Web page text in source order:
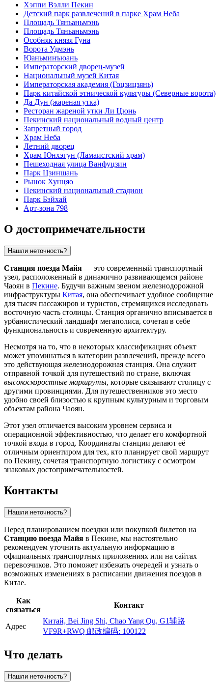
Хэппи Вэлли Пекин
Детский парк развлечений в парке Храм Неба
Площадь Тяньаньмэнь
Площадь Тяньаньмэнь
Особняк князя Гуна
Ворота Удмэнь
Юаньминъюань
Императорский дворец-музей
Национальный музей Китая
Императорская академия (Гоцзицзянь)
Парк китайской этнической культуры (Северные ворота)
Да Дун (жареная утка)
Ресторан жареной утки Ли Цюнь
Пекинский национальный водный центр
Запретный город
Храм Неба
Летний дворец
Храм Юнхэгун (Ламаистский храм)
Пешеходная улица Ванфуцзин
Парк Цзиншань
Рынок Хунцяо
Пекинский национальный стадион
Парк Бэйхай
Арт-зона 798
О достопримечательности
Нашли неточность?
Станция поезда Майя — это современный транспортный
узел, расположенный в динамично развивающемся районе
Чаоян в Пекине. Будучи важным звеном железнодорожной
инфраструктуры Китая, она обеспечивает удобное сообщение
для тысяч пассажиров и туристов, стремящихся исследовать
восточную часть столицы. Станция органично вписывается в
урбанистический ландшафт мегаполиса, сочетая в себе
функциональность и современную архитектуру.
Несмотря на то, что в некоторых классификациях объект
может упоминаться в категории развлечений, прежде всего
это действующая железнодорожная станция. Она служит
отправной точкой для путешествий по стране, включая
высокоскоростные маршруты, которые связывают столицу с
другими провинциями. Для путешественников это место
удобно своей близостью к крупным культурным и торговым
объектам района Чаоян.
Этот узел отличается высоким уровнем сервиса и
операционной эффективностью, что делает его комфортной
точкой входа в город. Координаты станции делают её
отличным ориентиром для тех, кто планирует свой маршрут
по Пекину, сочетая транспортную логистику с осмотром
знаковых достопримечательностей.
Контакты
Нашли неточность?
Перед планированием поездки или покупкой билетов на
Станцию поезда Майя в Пекине, мы настоятельно
рекомендуем уточнить актуальную информацию в
официальных транспортных приложениях или на сайтах
перевозчиков. Это поможет избежать очередей и узнать о
возможных изменениях в расписании движения поездов в
Китае.
Как
связаться
Контакт
Адрес
Китай, Bei Jing Shi, Chao Yang Qu, G1辅路
VF9R+RWQ 邮政编码: 100122
Что делать
Нашли неточность?